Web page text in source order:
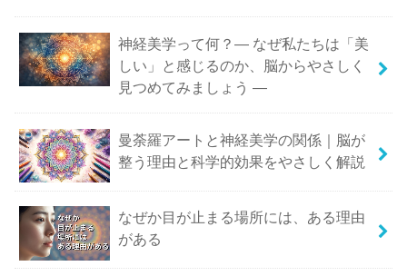
神経美学って何？― なぜ私たちは「美
しい」と感じるのか、脳からやさしく
見つめてみましょう ―
曼荼羅アートと神経美学の関係｜脳が
整う理由と科学的効果をやさしく解説
なぜか目が止まる場所には、ある理由
がある